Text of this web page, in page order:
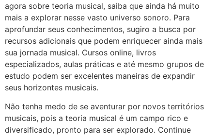
agora sobre teoria musical, saiba que ainda há muito
mais a explorar nesse vasto universo sonoro. Para
aprofundar seus conhecimentos, sugiro a busca por
recursos adicionais que podem enriquecer ainda mais
sua jornada musical. Cursos online, livros
especializados, aulas práticas e até mesmo grupos de
estudo podem ser excelentes maneiras de expandir
seus horizontes musicais.
Não tenha medo de se aventurar por novos territórios
musicais, pois a teoria musical é um campo rico e
diversificado, pronto para ser explorado. Continue